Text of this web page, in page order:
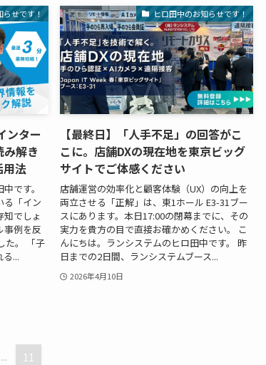
らせです！
ンター
解き
用法
です。
る「イン
でしょ
事例を反
た。 「子
...
ヒロ田中のお知らせです！
【最終日】「人手不足」の回答がこ
こに。店舗DXの現在地を東京ビッグ
サイトでご体感ください
店舗運営の効率化と顧客体験（UX）の向上を
両立させる「正解」は、東1ホール E3-31ブー
スにあります。本日17:00の閉幕までに、その
実力を貴方の目で直接お確かめください。 こ
んにちは。ランシステムのヒロ田中です。 昨
日までの2日間、ランシステムブース...
2026年4月10日
... 11